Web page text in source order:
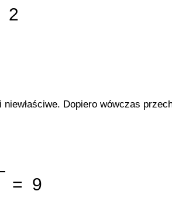
2
Dopiero wówczas
= 9